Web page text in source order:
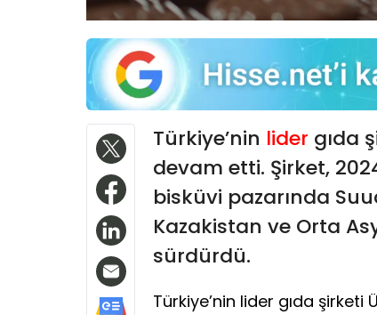
Türkiye’nin lider gıda
devam etti. Şirket,
bisküvi pazarında
Kazakistan ve Orta
sürdürdü.
Türkiye’nin lider gıda şirketi